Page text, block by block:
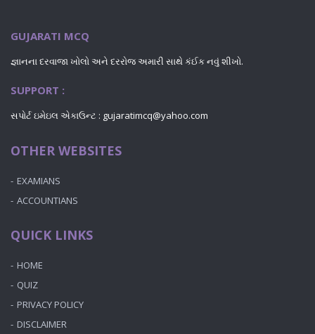
GUJARATI MCQ
જ્ઞાનના દરવાજા ખોલો અને દરરોજ અમારી સાથે કંઈક નવું શીખો.
SUPPORT :
સપોર્ટ ઇમેઇલ એકાઉન્ટ : gujaratimcq@yahoo.com
OTHER WEBSITES
EXAMIANS
ACCOUNTIANS
QUICK LINKS
HOME
QUIZ
PRIVACY POLICY
DISCLAIMER